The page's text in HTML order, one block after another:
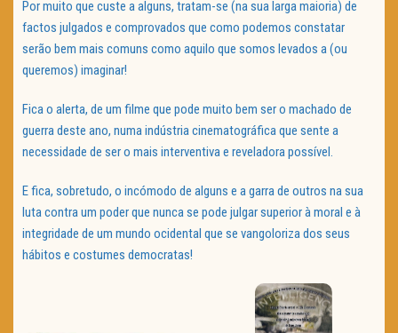
Por muito que custe a alguns, tratam-se (na sua larga maioria) de
factos julgados e comprovados que como podemos constatar
serão bem mais comuns como aquilo que somos levados a (ou
queremos) imaginar!
Fica o alerta, de um filme que pode muito bem ser o machado de
guerra deste ano, numa indústria cinematográfica que sente a
necessidade de ser o mais interventiva e reveladora possível.
E fica, sobretudo, o incómodo de alguns e a garra de outros na sua
luta contra um poder que nunca se pode julgar superior à moral e à
integridade de um mundo ocidental que se vangoloriza dos seus
hábitos e costumes democratas!